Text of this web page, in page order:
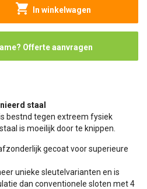
In winkelwagen
Offerte aanvragen
staal
bestnd tegen extreem fysiek
is moeilijk door te knippen.
gecoat voor superieure
unieke sleutelvarianten en is
dan conventionele sloten met 4